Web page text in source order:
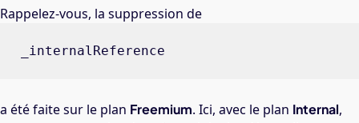
Rappelez-vous, la suppression de
_internalReference
a été faite sur le plan Freemium. Ici, avec le plan Internal,